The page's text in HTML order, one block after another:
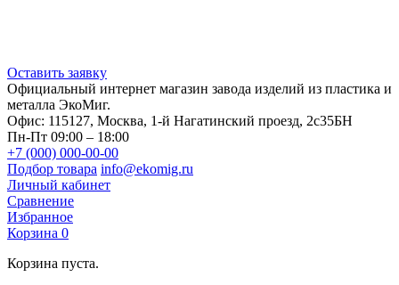
Оставить заявку
Официальный интернет магазин завода изделий из пластика и
металла ЭкоМиг.
Офис: 115127, Москва, 1-й Нагатинский проезд, 2с35БН
Пн-Пт 09:00 – 18:00
+7 (000) 000-00-00
Подбор товара info@ekomig.ru
Личный кабинет
Сравнение
Избранное
Корзина 0
Корзина пуста.